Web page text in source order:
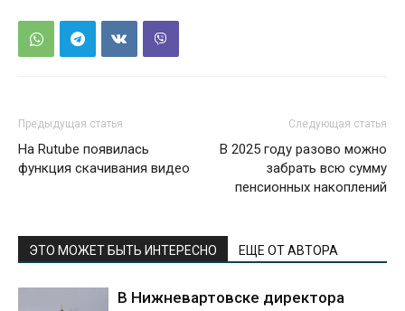
Предыдущая статья
На Rutube появилась
функция скачивания видео
Следующая статья
В 2025 году разово можно
забрать всю сумму
пенсионных накоплений
ЭТО МОЖЕТ БЫТЬ ИНТЕРЕСНО ЕЩЕ ОТ АВТОРА
В Нижневартовске директора